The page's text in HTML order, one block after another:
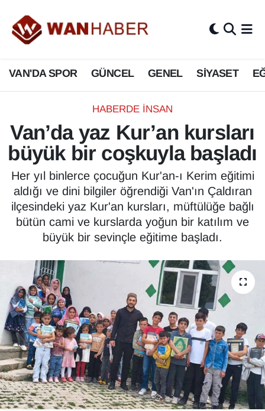
VAN'DA SPOR GÜNCEL GENEL SİYASET
HABERDE İNSAN
Van’da yaz Kur’an kursları
büyük bir coşkuyla başladı
Her yıl binlerce çocuğun Kur'an-ı Kerim eğitimi
aldığı ve dini bilgiler öğrendiği Van'ın Çaldıran
ilçesindeki yaz Kur'an kursları, müftülüğe bağlı
bütün cami ve kurslarda yoğun bir katılım ve
büyük bir sevinçle eğitime başladı.
3.SAYFA
ASAYİŞ
BİLİM VE TEKNOLOJİ
Biyografi
Bölge Haberleri
ÇEVRE
Deprem
Diğer
DÜNYA
EĞİTİM
EKONOMİ
Eleman
Van Nöbetçi Eczaneler
Van Hava Durumu
Van Namaz Vakitleri
Van Trafik Yoğunluk Haritası
Süper Lig Puan Durumu ve Fikstür
Tüm Manşetler
Son Dakika Haberleri